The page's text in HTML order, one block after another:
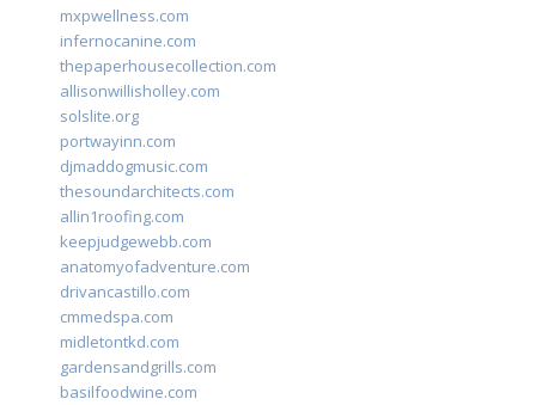
mxpwellness.com
infernocanine.com
thepaperhousecollection.com
allisonwillisholley.com
solslite.org
portwayinn.com
djmaddogmusic.com
thesoundarchitects.com
allin1roofing.com
keepjudgewebb.com
anatomyofadventure.com
drivancastillo.com
cmmedspa.com
midletontkd.com
gardensandgrills.com
basilfoodwine.com